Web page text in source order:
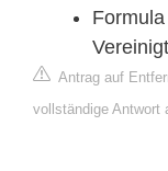
Antrag auf
vollständige Antwort